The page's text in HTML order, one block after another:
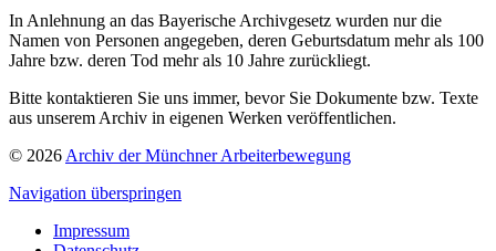
In Anlehnung an das Bayerische Archivgesetz wurden nur die
Namen von Personen angegeben, deren Geburtsdatum mehr als 100
Jahre bzw. deren Tod mehr als 10 Jahre zurückliegt.
Bitte kontaktieren Sie uns immer, bevor Sie Dokumente bzw. Texte
aus unserem Archiv in eigenen Werken veröffentlichen.
© 2026 Archiv der Münchner Arbeiterbewegung
Navigation überspringen
Impressum